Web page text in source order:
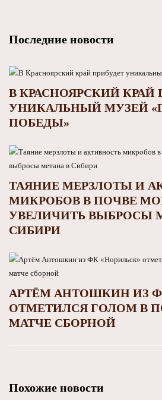
Последние новости
В КРАСНОЯРСКИЙ КРАЙ
УНИКАЛЬНЫЙ МУЗЕЙ
ПОБЕДЫ»
ТАЯНИЕ МЕРЗЛОТЫ И
МИКРОБОВ В ПОЧВЕ
УВЕЛИЧИТЬ ВЫБРОСЫ
СИБИРИ
АРТЁМ АНТОШКИН ИЗ
ОТМЕТИЛСЯ ГОЛОМ В
МАТЧЕ СБОРНОЙ
Похожие новости